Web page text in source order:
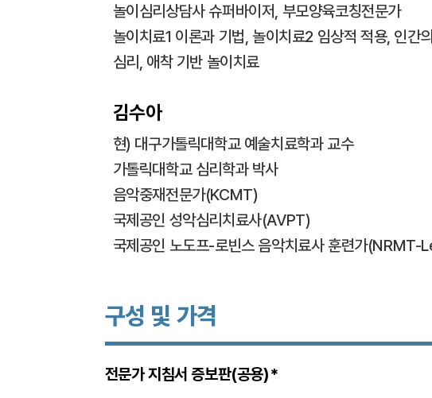
놀이심리상담사 슈퍼바이저, 부모양육코칭전문가
놀이치료1 이론과 기법, 놀이치료2 임상적 적용, 인간
심리, 애착 기반 놀이치료
김수아
현) 대구가톨릭대학교 예술치료학과 교수
가톨릭대학교 심리학과 박사
음악중재전문가(KCMT)
국제공인 성악심리치료사(AVPT)
국제공인 노도프-로빈스 음악치료사 훈련가(NRMT-
구성 및 가격
전문가 지침서 증보판(공용)*